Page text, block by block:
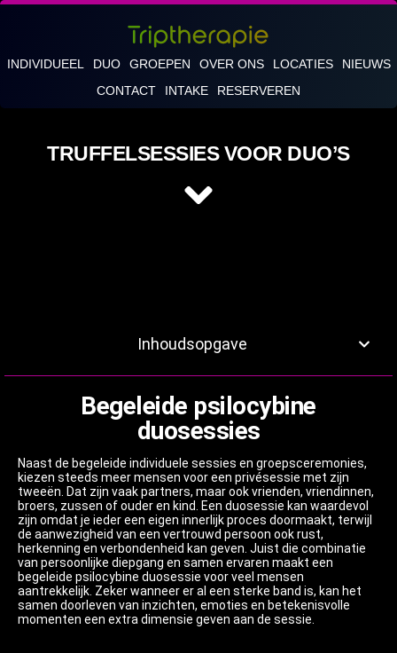
INDIVIDUEEL DUO GROEPEN OVER ONS LOCATIES
NIEUWS
CONTACT
INTAKE RESERVEREN
TRUFFELSESSIES VOOR DUO’S
Inhoudsopgave
Begeleide psilocybine
duosessies
Naast de begeleide individuele sessies en groepsceremonies,
kiezen steeds meer mensen voor een privésessie met zijn
tweeën. Dat zijn vaak partners, maar ook vrienden, vriendinnen,
broers, zussen of ouder en kind. Een duosessie kan waardevol
zijn omdat je ieder een eigen innerlijk proces doormaakt, terwijl
de aanwezigheid van een vertrouwd persoon ook rust,
herkenning en verbondenheid kan geven. Juist die combinatie
van persoonlijke diepgang en samen ervaren maakt een
begeleide psilocybine duosessie voor veel mensen
aantrekkelijk. Zeker wanneer er al een sterke band is, kan het
samen doorleven van inzichten, emoties en betekenisvolle
momenten een extra dimensie geven aan de sessie.